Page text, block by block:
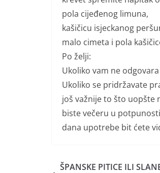
pola cijeđenog limuna,
kašičicu isjeckanog
malo cimeta i pola
Po želji:
Ukoliko vam ne
Ukoliko se pridržavate
još važnije to što uopšte
biste večeru u
dana upotrebe bit ćete
ŠPANSKE PITICE ILI